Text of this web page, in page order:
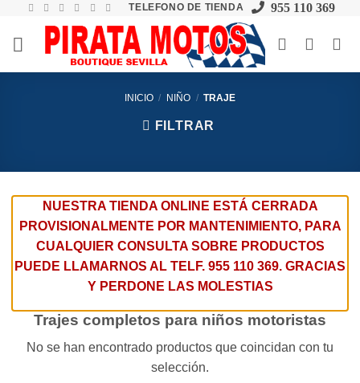
content
TELEFONO DE TIENDA 955 110 369
INICIO / NIÑO / TRAJE
FILTRAR
NUESTRA TIENDA ONLINE ESTÁ CERRADA
PROVISIONALMENTE POR MANTENIMIENTO, PARA
CUALQUIER CONSULTA SOBRE PRODUCTOS
PUEDE LLAMARNOS AL TELF. 955 110 369. GRACIAS
Y PERDONE LAS MOLESTIAS
Trajes completos para niños motoristas
No se han encontrado productos que coincidan con tu
selección.